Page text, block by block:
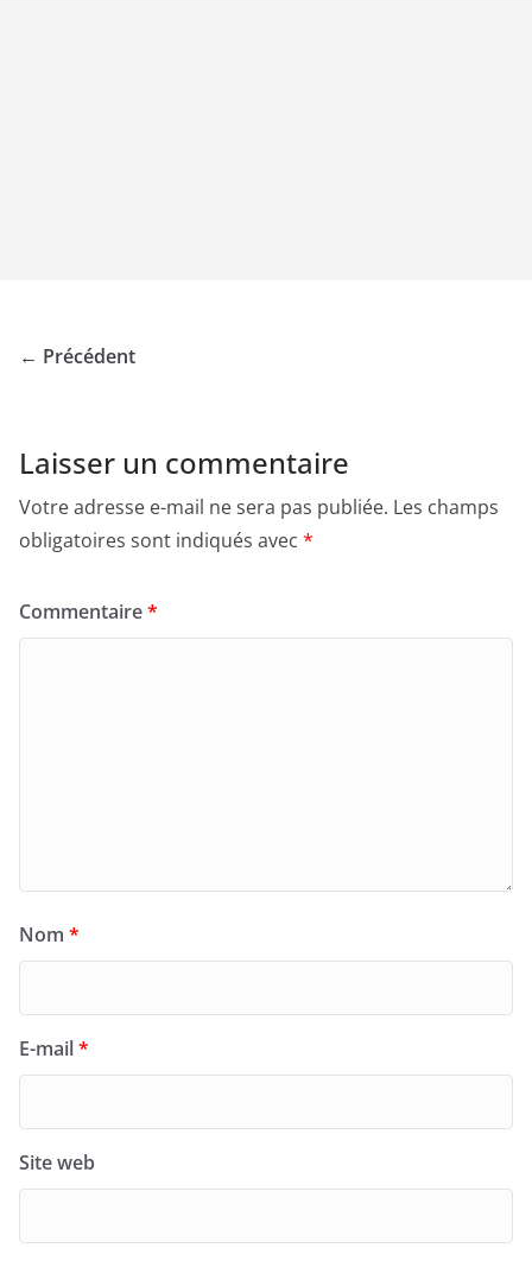
← Précédent
Laisser un commentaire
Votre adresse e-mail ne sera pas publiée. Les champs
obligatoires sont indiqués avec *
Commentaire*
Nom *
E-mail*
Site web